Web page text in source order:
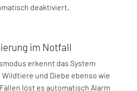
deaktiviert.
im Notfall
erkennt das System
und Diebe ebenso wie
löst es automatisch Alarm